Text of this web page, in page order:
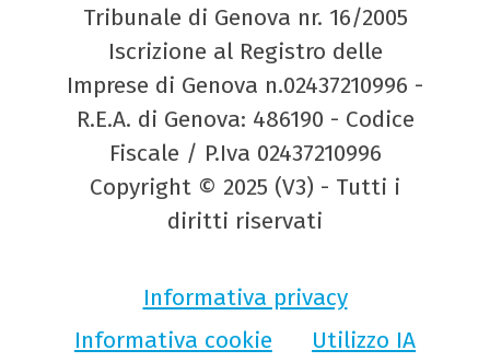
Tribunale di Genova nr. 16/2005
Iscrizione al Registro delle
Imprese di Genova n.02437210996 -
R.E.A. di Genova: 486190 - Codice
Fiscale / P.Iva 02437210996
Copyright © 2025 (V3) - Tutti i
diritti riservati
Informativa privacy
Informativa cookie
Utilizzo IA